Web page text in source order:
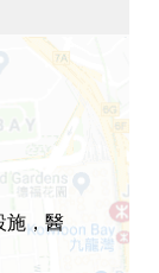
施，醫